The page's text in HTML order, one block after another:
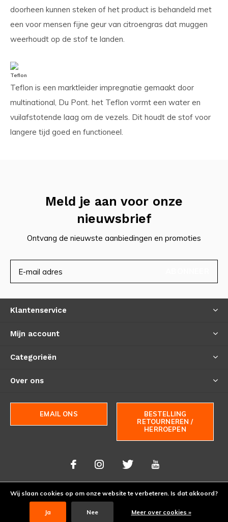
doorheen kunnen steken of het product is behandeld met
een voor mensen fijne geur van citroengras dat muggen
weerhoudt op de stof te landen.
Teflon
Teflon is een marktleider impregnatie gemaakt door
multinational, Du Pont. het Teflon vormt een water en
vuilafstotende laag om de vezels. Dit houdt de stof voor
langere tijd goed en functioneel.
Meld je aan voor onze
nieuwsbrief
Ontvang de nieuwste aanbiedingen en promoties
Klantenservice
Mijn account
Categorieën
Over ons
EMAIL ONS
BESTELLING
RETOURNEREN /
HERROEPEN
© Copyright2026- Theme By
Wij slaan cookies op om onze website te verbeteren. Is dat akkoord?
Ja Nee Meer over cookies »